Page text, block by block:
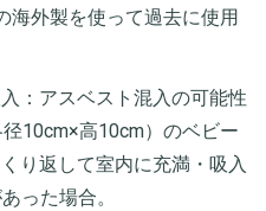
海外製を使って過去に使用
：アスベスト混入の可能性
10cm×高10cm）のベビー
り返して室内に充満・吸入
った場合。